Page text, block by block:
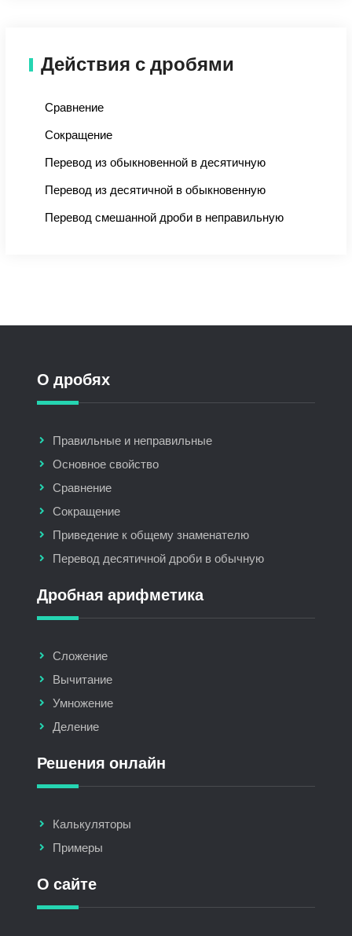
Действия с дробями
Сравнение
Сокращение
Перевод из обыкновенной в десятичную
Перевод из десятичной в обыкновенную
Перевод смешанной дроби в неправильную
О дробях
Правильные и неправильные
Основное свойство
Сравнение
Сокращение
Приведение к общему знаменателю
Перевод десятичной дроби в обычную
Дробная арифметика
Сложение
Вычитание
Умножение
Деление
Решения онлайн
Калькуляторы
Примеры
О сайте